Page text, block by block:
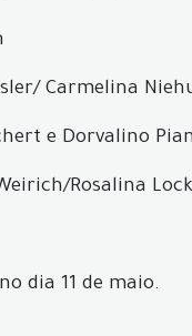
Carmelina
e Dorvalino Pian
Rosalina
dia 11 de maio.